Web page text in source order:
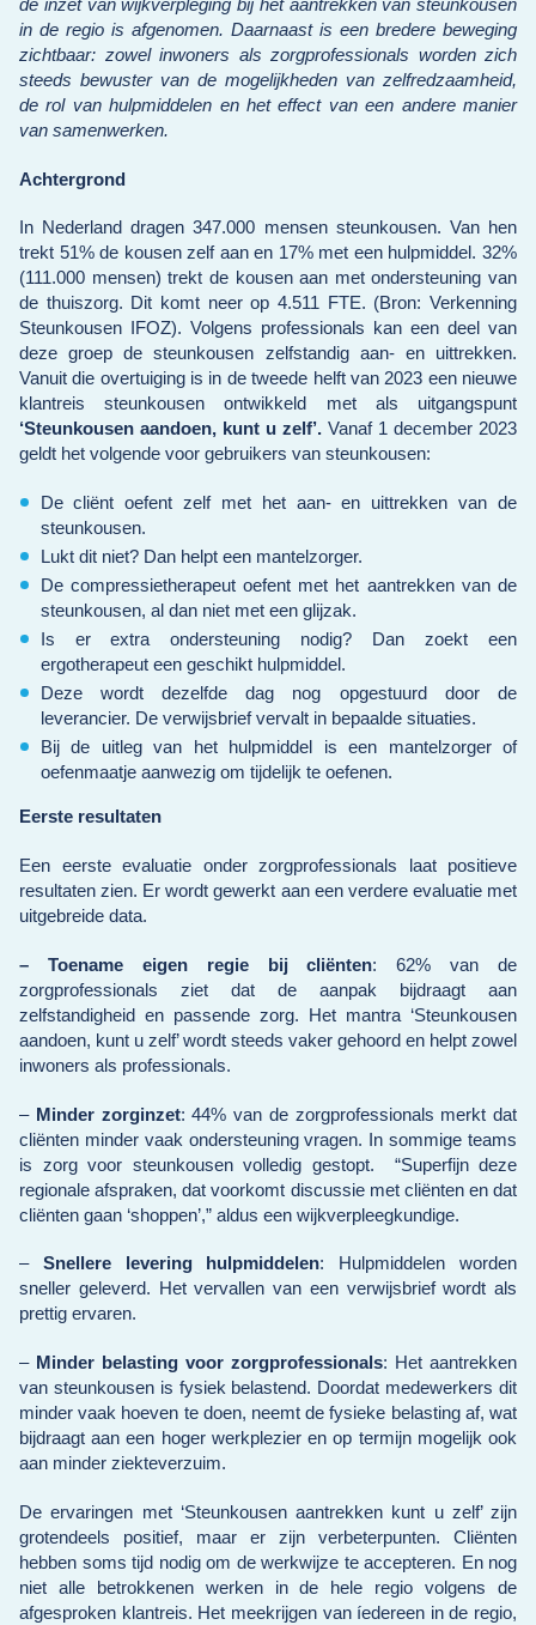
de inzet van wijkverpleging bij het aantrekken van steunkousen
in de regio is afgenomen. Daarnaast is een bredere beweging
zichtbaar: zowel inwoners als zorgprofessionals worden zich
steeds bewuster van de mogelijkheden van zelfredzaamheid,
de rol van hulpmiddelen en het effect van een andere manier
van samenwerken.
Achtergrond
In Nederland dragen 347.000 mensen steunkousen. Van hen
trekt 51% de kousen zelf aan en 17% met een hulpmiddel. 32%
(111.000 mensen) trekt de kousen aan met ondersteuning van
de thuiszorg. Dit komt neer op 4.511 FTE. (Bron: Verkenning
Steunkousen IFOZ). Volgens professionals kan een deel van
deze groep de steunkousen zelfstandig aan- en uittrekken.
Vanuit die overtuiging is in de tweede helft van 2023 een nieuwe
klantreis steunkousen ontwikkeld met als uitgangspunt
‘Steunkousen aandoen, kunt u zelf’. Vanaf 1 december 2023
geldt het volgende voor gebruikers van steunkousen:
De cliënt oefent zelf met het aan- en uittrekken van de
steunkousen.
Lukt dit niet? Dan helpt een mantelzorger.
De compressietherapeut oefent met het aantrekken van de
steunkousen, al dan niet met een glijzak.
Is er extra ondersteuning nodig? Dan zoekt een
ergotherapeut een geschikt hulpmiddel.
Deze wordt dezelfde dag nog opgestuurd door de
leverancier. De verwijsbrief vervalt in bepaalde situaties.
Bij de uitleg van het hulpmiddel is een mantelzorger of
oefenmaatje aanwezig om tijdelijk te oefenen.
Eerste resultaten
Een eerste evaluatie onder zorgprofessionals laat positieve
resultaten zien. Er wordt gewerkt aan een verdere evaluatie met
uitgebreide data.
– Toename eigen regie bij cliënten: 62% van de
zorgprofessionals ziet dat de aanpak bijdraagt aan
zelfstandigheid en passende zorg. Het mantra ‘Steunkousen
aandoen, kunt u zelf’ wordt steeds vaker gehoord en helpt zowel
inwoners als professionals.
– Minder zorginzet: 44% van de zorgprofessionals merkt dat
cliënten minder vaak ondersteuning vragen. In sommige teams
is zorg voor steunkousen volledig gestopt. “Superfijn deze
regionale afspraken, dat voorkomt discussie met cliënten en dat
cliënten gaan ‘shoppen’,” aldus een wijkverpleegkundige.
– Snellere levering hulpmiddelen: Hulpmiddelen worden
sneller geleverd. Het vervallen van een verwijsbrief wordt als
prettig ervaren.
– Minder belasting voor zorgprofessionals: Het aantrekken
van steunkousen is fysiek belastend. Doordat medewerkers dit
minder vaak hoeven te doen, neemt de fysieke belasting af, wat
bijdraagt aan een hoger werkplezier en op termijn mogelijk ook
aan minder ziekteverzuim.
De ervaringen met ‘Steunkousen aantrekken kunt u zelf’ zijn
grotendeels positief, maar er zijn verbeterpunten. Cliënten
hebben soms tijd nodig om de werkwijze te accepteren. En nog
niet alle betrokkenen werken in de hele regio volgens de
afgesproken klantreis. Het meekrijgen van íedereen in de regio,